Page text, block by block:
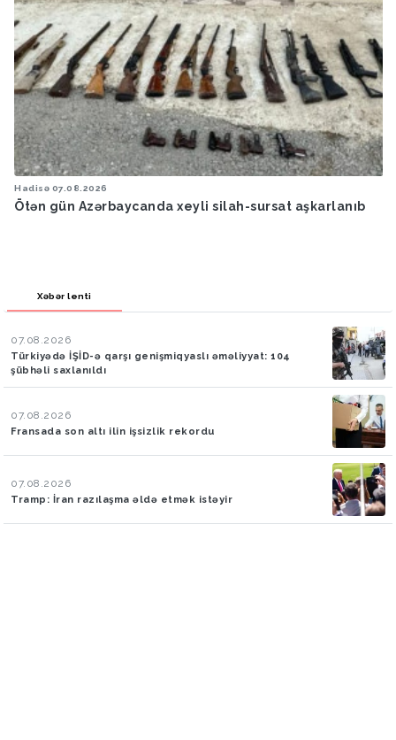
07.08.2026
gün Azərbaycanda xeyli silah-sursat aşkarlanıb Ötən
Xəbər lenti
07.08.2026
Türkiyədə İŞİD-ə qarşı genişmiqyaslı əməliyyat: 104
şübhəli saxlanıldı
07.08.2026
Fransada son altı ilin işsizlik rekordu
07.08.2026
Tramp: İran razılaşma əldə etmək istəyir